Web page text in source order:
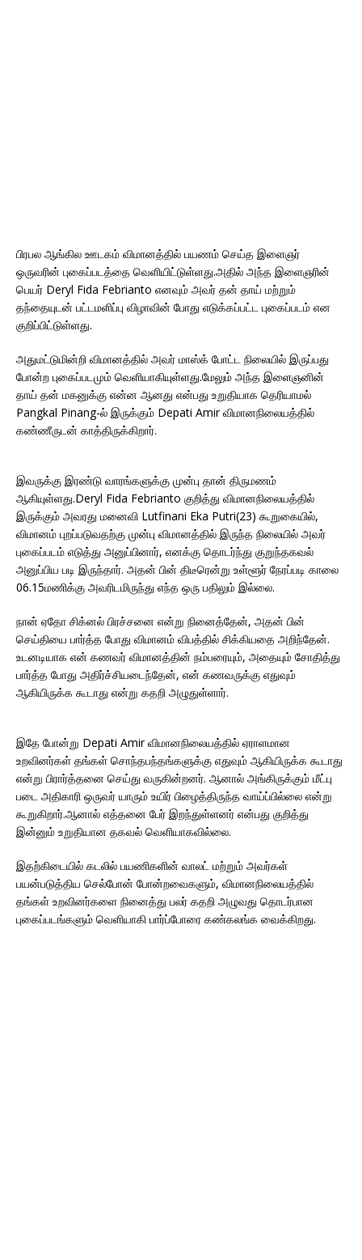
பிரபல ஆங்கில ஊடகம் விமானத்தில் பயணம் செய்த இளைஞர்
ஒருவரின் புகைப்படத்தை வெளியிட்டுள்ளது.அதில் அந்த இளைஞரின்
பெயர் Deryl Fida Febrianto எனவும் அவர் தன் தாய் மற்றும்
தந்தையுடன் பட்டமளிப்பு விழாவின் போது எடுக்கப்பட்ட புகைப்படம் என
குறிப்பிட்டுள்ளது.
அதுமட்டுமின்றி விமானத்தில் அவர் மாஸ்க் போட்ட நிலையில் இருப்பது
போன்ற புகைப்படமும் வெளியாகியுள்ளது.மேலும் அந்த இளைஞனின்
தாய் தன் மகனுக்கு என்ன ஆனது என்பது உறுதியாக தெரியாமல்
Pangkal Pinang-ல் இருக்கும் Depati Amir விமானநிலையத்தில்
கண்ணீருடன் காத்திருக்கிறார்.
இவருக்கு இரண்டு வாரங்களுக்கு முன்பு தான் திருமணம்
ஆகியுள்ளது.Deryl Fida Febrianto குறித்து விமானநிலையத்தில்
இருக்கும் அவரது மனைவி Lutfinani Eka Putri(23) கூறுகையில்,
விமானம் புறப்படுவதற்கு முன்பு விமானத்தில் இருந்த நிலையில் அவர்
புகைப்படம் எடுத்து அனுப்பினார், எனக்கு தொடர்ந்து குறுந்தகவல்
அனுப்பிய படி இருந்தார். அதன் பின் திடீரென்று உள்ளூர் நேரப்படி காலை
06.15மணிக்கு அவரிடமிருந்து எந்த ஒரு பதிலும் இல்லை.
நான் ஏதோ சிக்னல் பிரச்சனை என்று நினைத்தேன், அதன் பின்
செய்தியை பார்த்த போது விமானம் விபத்தில் சிக்கியதை அறிந்தேன்.
உடனடியாக என் கணவர் விமானத்தின் நம்பரையும், அதையும் சோதித்து
பார்த்த போது அதிர்ச்சியடைந்தேன், என் கணவருக்கு எதுவும்
ஆகியிருக்க கூடாது என்று கதறி அழுதுள்ளார்.
இதே போன்று Depati Amir விமானநிலையத்தில் ஏராளமான
உறவினர்கள் தங்கள் சொந்தபந்தங்களுக்கு எதுவும் ஆகியிருக்க கூடாது
என்று பிரார்த்தனை செய்து வருகின்றனர். ஆனால் அங்கிருக்கும் மீட்பு
படை அதிகாரி ஒருவர் யாரும் உயிர் பிழைத்திருந்த வாய்ப்பில்லை என்று
கூறுகிறார்.ஆனால் எத்தனை பேர் இறந்துள்ளனர் என்பது குறித்து
இன்னும் உறுதியான தகவல் வெளியாகவில்லை.
இதற்கிடையில் கடலில் பயணிகளின் வாலட் மற்றும் அவர்கள்
பயன்படுத்திய செல்போன் போன்றவைகளும், விமானநிலையத்தில்
தங்கள் உறவினர்களை நினைத்து பலர் கதறி அழுவது தொடர்பான
புகைப்படங்களும் வெளியாகி பார்ப்போரை கண்கலங்க வைக்கிறது.